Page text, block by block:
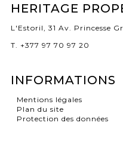
HERITAGE
L'Estoril, 31 Av. Princesse
T. +377 97 70 97 20
INFORMATIONS
Mentions légales
Plan du site
Protection des données